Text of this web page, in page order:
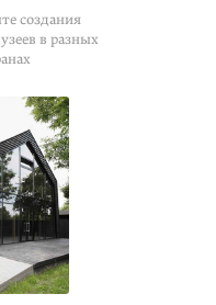
создания
в разных